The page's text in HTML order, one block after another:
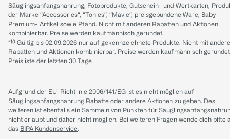
Säuglingsanfangsnahrung, Fotoprodukte, Gutschein- und Wertkarten,
der Marke “Accessories“, “Tonies“, “Mavie“, preisgebundene Ware, Baby
Premium- Artikel sowie Pfand. Nicht mit anderen Rabatten und Aktionen
kombinierbar. Preise werden kaufmännisch gerundet.
*¹⁰ Gültig bis 02.09.2026 nur auf gekennzeichnete Produkte. Nicht mit
Rabatten und Aktionen kombinierbar. Preise werden kaufmännisch
Preisliste der letzten 30 Tage
Aufgrund der EU-Richtlinie 2006/141/EG ist es nicht möglich auf
Säuglingsanfangsnahrung Rabatte oder andere Aktionen zu geben. Des
weiteren ist ebenfalls ein Sammeln von Punkten für
nicht erlaubt und daher nicht möglich. Bei weiteren Fragen wende dich bitte
das BIPA Kundenservice.